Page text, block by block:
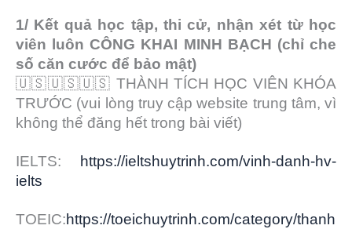
1/ Kết quả học tập, thi cử, nhận xét từ học
viên luôn CÔNG KHAI MINH BẠCH (chỉ che
số căn cước để bảo mật)
🇺🇸🇺🇸🇺🇸 THÀNH TÍCH HỌC VIÊN KHÓA
TRƯỚC (vui lòng truy cập website trung tâm, vì
không thể đăng hết trong bài viết)
IELTS: https://ieltshuytrinh.com/vinh-danh-hv-
ielts
TOEIC:https://toeichuytrinh.com/category/thanh